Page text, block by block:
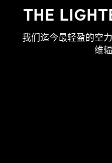
THE
我们迄今最轻盈的空
维